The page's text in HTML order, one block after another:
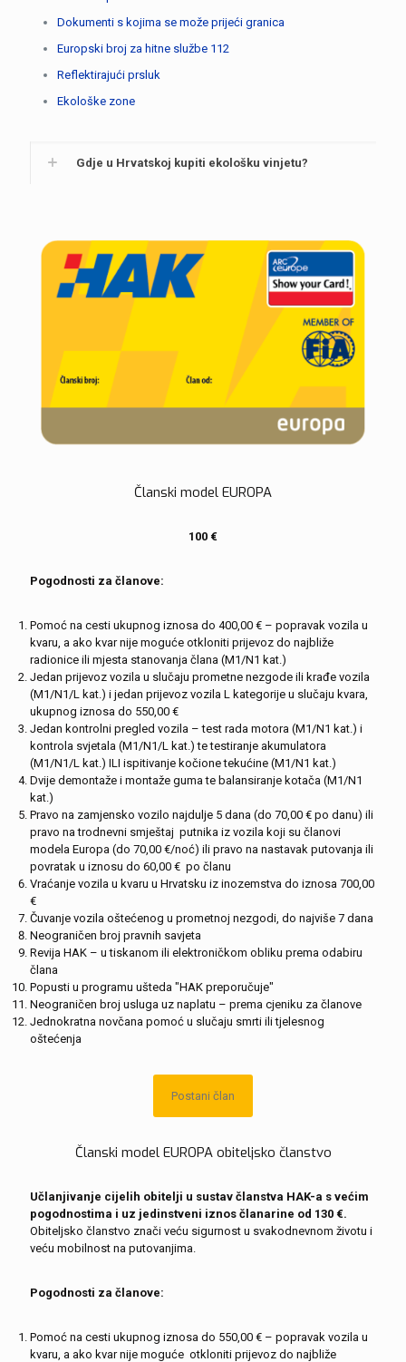
Dokumenti s kojima se može prijeći granica
Europski broj za hitne službe 112
Reflektirajući prsluk
Ekološke zone
Gdje u Hrvatskoj kupiti ekološku vinjetu?
Članski model EUROPA
100 €
Pogodnosti za članove:
Pomoć na cesti ukupnog iznosa do 400,00 € – popravak vozila u
kvaru, a ako kvar nije moguće otkloniti prijevoz do najbliže
radionice ili mjesta stanovanja člana (M1/N1 kat.)
Jedan prijevoz vozila u slučaju prometne nezgode ili krađe vozila
(M1/N1/L kat.) i jedan prijevoz vozila L kategorije u slučaju kvara,
ukupnog iznosa do 550,00 €
Jedan kontrolni pregled vozila – test rada motora (M1/N1 kat.) i
kontrola svjetala (M1/N1/L kat.) te testiranje akumulatora
(M1/N1/L kat.) ILI ispitivanje kočione tekućine (M1/N1 kat.)
Dvije demontaže i montaže guma te balansiranje kotača (M1/N1
kat.)
Pravo na zamjensko vozilo najdulje 5 dana (do 70,00 € po danu) ili
pravo na trodnevni smještaj putnika iz vozila koji su članovi
modela Europa (do 70,00 €/noć) ili pravo na nastavak putovanja ili
povratak u iznosu do 60,00 € po članu
Vraćanje vozila u kvaru u Hrvatsku iz inozemstva do iznosa 700,00
€
Čuvanje vozila oštećenog u prometnoj nezgodi, do najviše 7 dana
Neograničen broj pravnih savjeta
Revija HAK – u tiskanom ili elektroničkom obliku prema odabiru
člana
Popusti u programu ušteda "HAK preporučuje"
Neograničen broj usluga uz naplatu – prema cjeniku za članove
Jednokratna novčana pomoć u slučaju smrti ili tjelesnog
oštećenja
Postani član
Članski model EUROPA obiteljsko članstvo
Učlanjivanje cijelih obitelji u sustav članstva HAK-a s većim
pogodnostima i uz jedinstveni iznos članarine od 130 €.
Obiteljsko članstvo znači veću sigurnost u svakodnevnom životu i
veću mobilnost na putovanjima.
Pogodnosti za članove:
Pomoć na cesti ukupnog iznosa do 550,00 € – popravak vozila u
kvaru, a ako kvar nije moguće otkloniti prijevoz do najbliže